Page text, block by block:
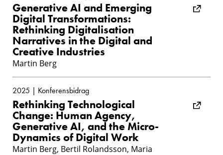
Generative AI and Emerging
Digital Transformations:
Rethinking Digitalisation
Narratives in the Digital and
Creative Industries
Martin Berg
2025 | Konferensbidrag
Rethinking Technological
Change: Human Agency,
Generative AI, and the Micro-
Dynamics of Digital Work
Martin Berg, Bertil Rolandsson, Maria